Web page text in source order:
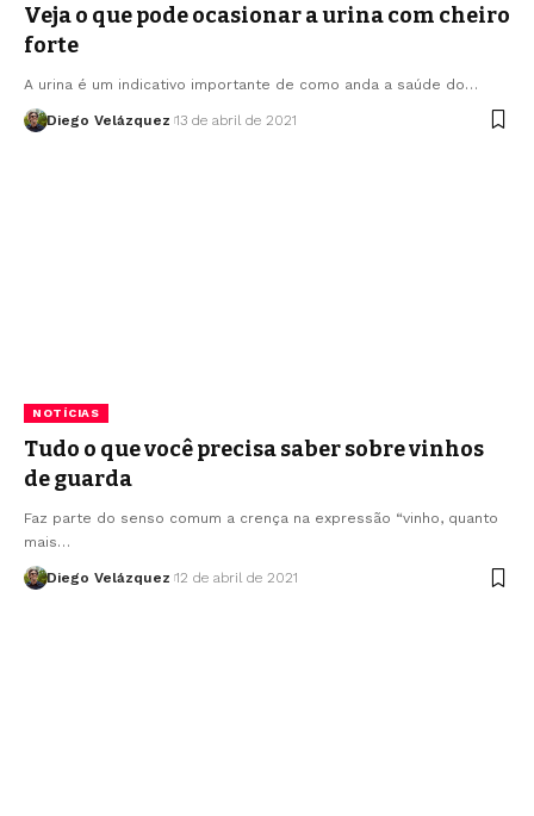
Veja o que pode ocasionar a urina com cheiro
forte
A urina é um indicativo importante de como anda a saúde do…
Diego Velázquez 13 de abril de 2021
NOTÍCIAS
Tudo o que você precisa saber sobre vinhos
de guarda
Faz parte do senso comum a crença na expressão “vinho, quanto
mais…
Diego Velázquez 12 de abril de 2021